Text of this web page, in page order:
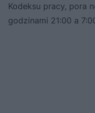
Kodeksu pracy, pora
godzinami 21:00 a